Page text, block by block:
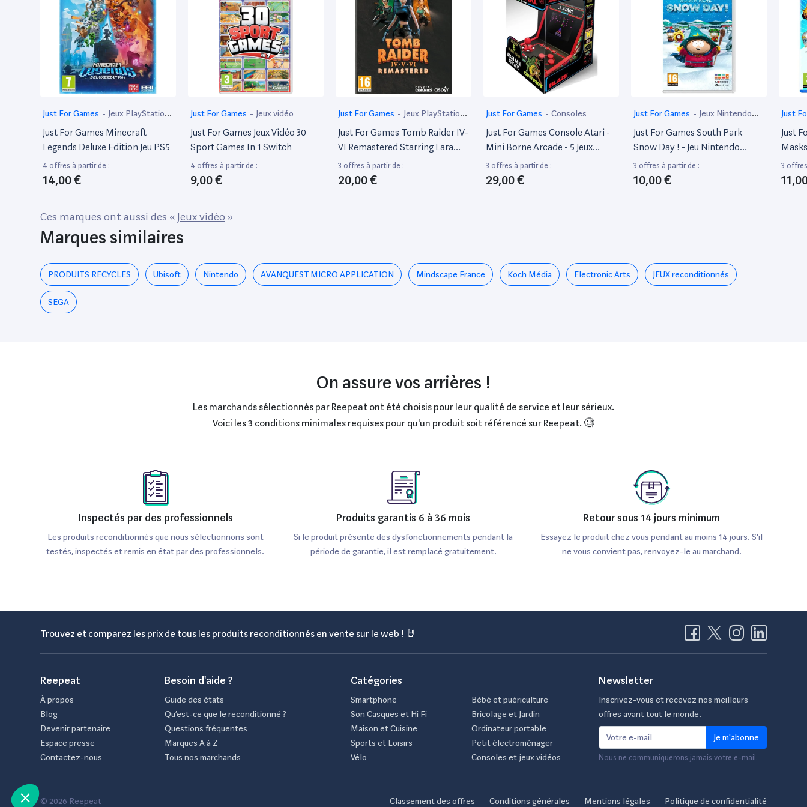
Just For Games - Jeux PlayStation
5Just For Games Minecraft
Legends Deluxe Edition Jeu PS5
4 offres à partir de :
14,00 €
Just For Games - Jeux vidéo
Just For Games Jeux Vidéo 30
Sport Games In 1 Switch
4 offres à partir de :
9,00 €
Just For Games - Jeux PlayStation
5Just For Games Tomb Raider IV-
VI Remastered Starring Lara
Croft - Jeu PS5
3 offres à partir de :
20,00 €
Just For Games - Consoles
Just For Games Console Atari -
Mini Borne Arcade - 5 Jeux
Inclus
3 offres à partir de :
29,00 €
Just For Games - Jeux Nintendo
Switch
Just For Games South Park
Snow Day ! - Jeu Nintendo
Switch
3 offres à partir de :
10,00 €
Just
5Just
En
3
Ces marques ont aussi des « Jeux vidéo »
Marques similaires
PRODUITS RECYCLES Ubisoft Nintendo AVANQUEST MICRO APPLICATION Mindscape France Koch Média Electronic Arts JEUX reconditionnés
SEGA
On assure vos arrières !
Les marchands sélectionnés par Reepeat ont été choisis pour leur qualité de service et leur sérieux.
Voici les 3 conditions minimales requises pour qu'un produit soit référencé sur Reepeat. 🧐
Inspectés par des professionnels
Les produits reconditionnés que nous sélectionnons sont
testés, inspectés et remis en état par des professionnels.
Produits garantis 6 à 36 mois
Si le produit présente des dysfonctionnements pendant la
période de garantie, il est remplacé gratuitement.
Retour sous 14 jours minimum
Essayez le produit chez vous pendant au moins 14 jours. S'il
ne vous convient pas, renvoyez-le au marchand.
Trouvez et comparez les prix de tous les produits reconditionnés en vente sur le web ! 🤘
Reepeat
À propos
Blog
Devenir partenaire
Espace presse
Contactez-nous
Besoin d'aide ?
Guide des états
Qu’est-ce que le reconditionné ?
Questions fréquentes
Marques A à Z
Tous nos marchands
Catégories
Smartphone
Son Casques et Hi Fi
Maison et Cuisine
Sports et Loisirs
Vélo
Bébé et puériculture
Bricolage et Jardin
Ordinateur portable
Petit électroménager
Consoles et jeux vidéos
Newsletter
Inscrivez-vous et recevez nos meilleurs
offres avant tout le monde.
Je m'abonne
Nous ne communiquerons jamais votre e-mail.
© 2026 Reepeat Classement des offres Conditions générales Mentions légales Politique de confidentialité